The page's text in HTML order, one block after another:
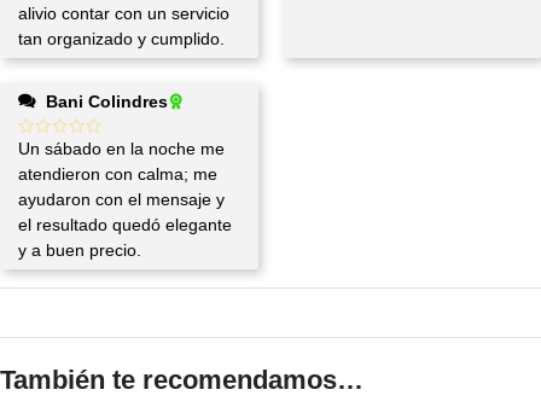
alivio contar con un servicio
tan organizado y cumplido.
Bani Colindres
Un sábado en la noche me
atendieron con calma; me
ayudaron con el mensaje y
el resultado quedó elegante
y a buen precio.
También te recomendamos…